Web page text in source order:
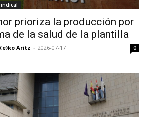
prioriza la producción por
de la salud de la plantilla
Aritz - 2026-07-17 0